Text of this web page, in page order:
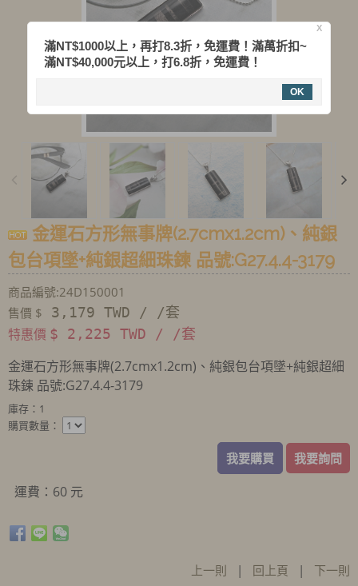
金運石方形無事牌(2.7cmx1.2cm)、純銀
包台項墜+純銀超細珠鍊 品號:G27.4.4-3179
商品編號:24D150001
售價 $ 3,179 TWD / /套
特惠價 $ 2,225 TWD / /套
金運石方形無事牌(2.7cmx1.2cm)、純銀包台項墜+純銀超細
珠鍊 品號:G27.4.4-3179
庫存：1
購買數量：
我要購買 我要詢問
運費：60 元
上一則 | 回上頁 | 下一則
X
滿NT$1000以上，再打8.3折，免運費！滿萬折扣~
滿NT$40,000元以上，打6.8折，免運費！
OK